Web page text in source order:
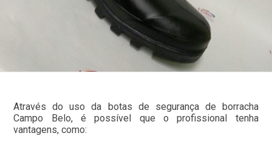
Através do uso da botas de segurança de borracha
Campo Belo, é possível que o profissional tenha
vantagens, como: